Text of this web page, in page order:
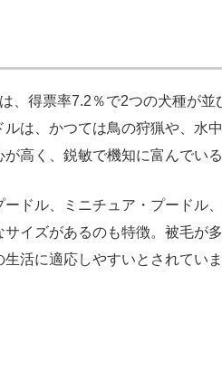
、得票率7.2％で2つの犬種が並
ルは、かつては鳥の狩猟や、水
が高く、鋭敏で機知に富んでい
ドル、ミニチュア・プードル
サイズがあるのも特徴。被毛が
生活に適応しやすいとされていま